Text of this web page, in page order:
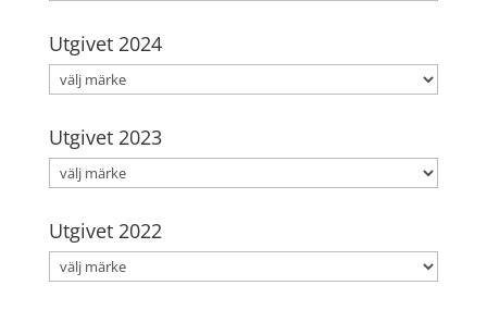
Utgivet 2024
Utgivet 2023
Utgivet 2022